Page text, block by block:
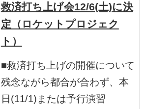
救済打ち上げ会12/6(土)に決
定（ロケットプロジェク
ト）
■救済打ち上げの開催について
残念ながら都合が合わず、本
日(11/1)または予行演習